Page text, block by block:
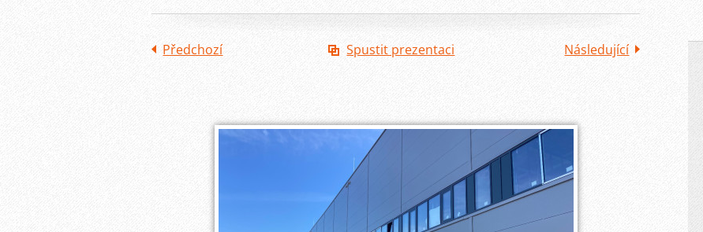
Předchozí Spustit prezentaci Následující